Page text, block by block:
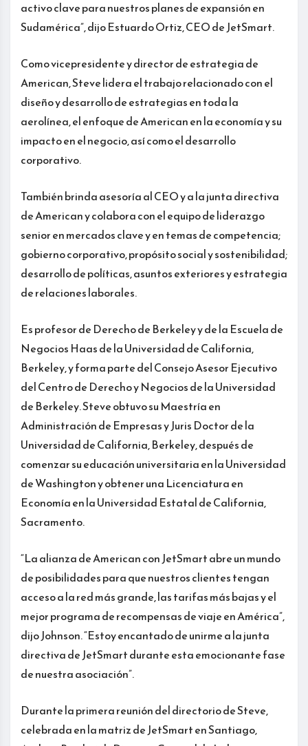
activo clave para nuestros planes de expansión en
Sudamérica”, dijo Estuardo Ortiz, CEO de JetSmart.
Como vicepresidente y director de estrategia de
American, Steve lidera el trabajo relacionado con el
diseño y desarrollo de estrategias en toda la
aerolínea, el enfoque de American en la economía y su
impacto en el negocio, así como el desarrollo
corporativo.
También brinda asesoría al CEO y a la junta directiva
de American y colabora con el equipo de liderazgo
senior en mercados clave y en temas de competencia;
gobierno corporativo, propósito social y sostenibilidad;
desarrollo de políticas, asuntos exteriores y estrategia
de relaciones laborales.
Es profesor de Derecho de Berkeley y de la Escuela de
Negocios Haas de la Universidad de California,
Berkeley, y forma parte del Consejo Asesor Ejecutivo
del Centro de Derecho y Negocios de la Universidad
de Berkeley. Steve obtuvo su Maestría en
Administración de Empresas y Juris Doctor de la
Universidad de California, Berkeley, después de
comenzar su educación universitaria en la Universidad
de Washington y obtener una Licenciatura en
Economía en la Universidad Estatal de California,
Sacramento.
“La alianza de American con JetSmart abre un mundo
de posibilidades para que nuestros clientes tengan
acceso a la red más grande, las tarifas más bajas y el
mejor programa de recompensas de viaje en América”,
dijo Johnson. “Estoy encantado de unirme a la junta
directiva de JetSmart durante esta emocionante fase
de nuestra asociación”.
Durante la primera reunión del directorio de Steve,
celebrada en la matriz de JetSmart en Santiago,